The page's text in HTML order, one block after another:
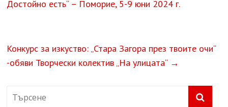
Достойно есть“ – Поморие, 5-9 юни 2024 г.
Конкурс за изкуство: „Стара Загора през твоите очи“
-обяви Творчески колектив „На улицата“ →